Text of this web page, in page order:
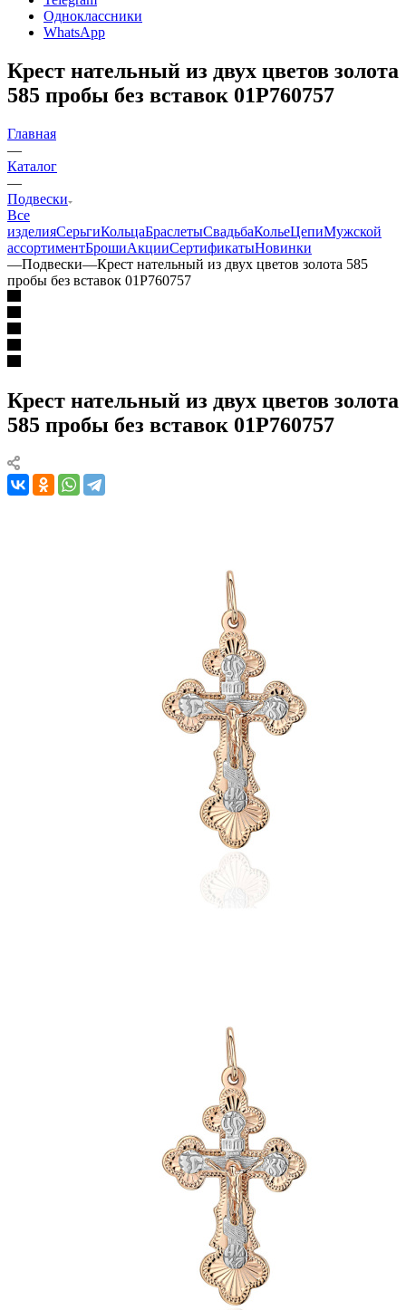
Одноклассники
WhatsApp
Крест нательный из двух цветов золота
585 пробы без вставок 01Р760757
Главная
—
Каталог
—
Подвески
Все
изделияСерьгиКольцаБраслетыСвадьбаКольеЦепиМужской
ассортиментБрошиАкцииСертификатыНовинки
—Подвески—Крест нательный из двух цветов золота 585
пробы без вставок 01Р760757
Крест нательный из двух цветов золота
585 пробы без вставок 01Р760757